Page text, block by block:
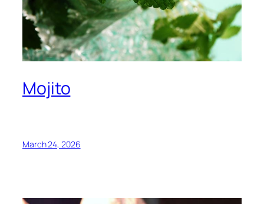
Mojito
March 24, 2026